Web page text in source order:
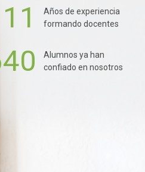
11
Años de experiencia
formando docentes
Alumnos ya han
confiado en nosotros